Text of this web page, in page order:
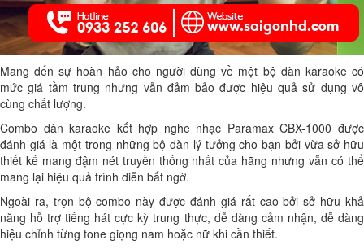
Mang đến sự hoàn hảo cho người dùng về một bộ dàn karaoke có
mức giá tầm trung nhưng vẫn đảm bảo được hiệu quả sử dụng vô
cùng chất lượng.
Combo dàn karaoke kết hợp nghe nhạc Paramax CBX-1000 được
đánh giá là một trong những bộ dàn lý tưởng cho bạn bởi vừa sở hữu
thiết kế mang đậm nét truyền thống nhất của hãng nhưng vẫn có thể
mang lại hiệu quả trình diễn bất ngờ.
Ngoài ra, trọn bộ combo này được đánh giá rất cao bởi sở hữu khả
năng hỗ trợ tiếng hát cực kỳ trung thực, dễ dàng cảm nhận, dễ dàng
hiệu chỉnh từng tone giọng nam hoặc nữ khi cần thiết.